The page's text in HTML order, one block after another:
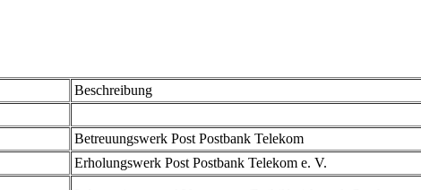
Beschreibung
Betreuungswerk Post Postbank Telekom
Erholungswerk Post Postbank Telekom e. V.